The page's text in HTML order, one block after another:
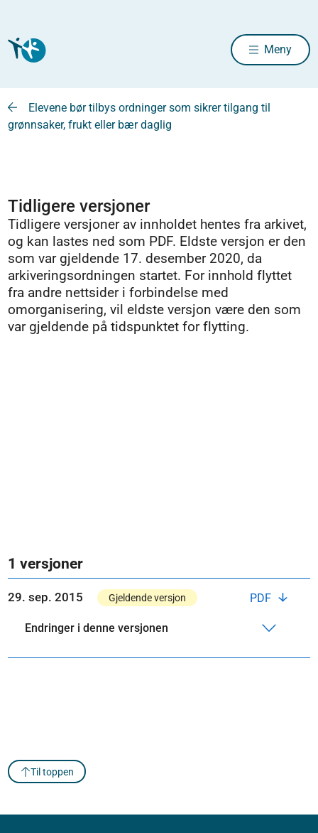
Meny
Elevene bør tilbys ordninger som sikrer tilgang til
grønnsaker, frukt eller bær daglig
Tidligere versjoner
Tidligere versjoner av innholdet hentes fra arkivet,
og kan lastes ned som PDF. Eldste versjon er den
som var gjeldende 17. desember 2020, da
arkiveringsordningen startet. For innhold flyttet
fra andre nettsider i forbindelse med
omorganisering, vil eldste versjon være den som
var gjeldende på tidspunktet for flytting.
1 versjoner
PDF
29. sep. 2015 Gjeldende versjon
Endringer i denne versjonen
Til toppen